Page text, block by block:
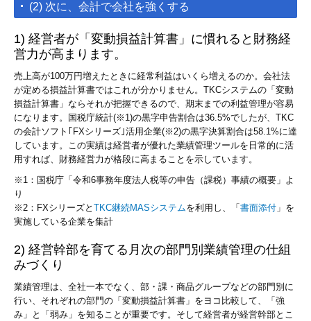
(2) 次に、会計で会社を強くする
1) 経営者が「変動損益計算書」に慣れると財務経
営力が高まります。
売上高が100万円増えたときに経常利益はいくら増えるのか。会社法
が定める損益計算書ではこれが分かりません。TKCシステムの「変動
損益計算書」ならそれが把握できるので、期末までの利益管理が容易
になります。国税庁統計(※1)の黒字申告割合は36.5%でしたが、TKC
の会計ソフト｢FXシリーズ｣活用企業(※2)の黒字決算割合は58.1%に達
しています。この実績は経営者が優れた業績管理ツールを日常的に活
用すれば、財務経営力が格段に高まることを示しています。
※1：国税庁「令和6事務年度法人税等の申告（課税）事績の概要」よ
り
※2：FXシリーズと TKC継続MASシステムを利用し、「 書面添付 」を
実施している企業を集計
2) 経営幹部を育てる月次の部門別業績管理の仕組
みづくり
業績管理は、全社一本でなく、部・課・商品グループなどの部門別に
行い、それぞれの部門の「変動損益計算書」をヨコ比較して、「強
み」と「弱み」を知ることが重要です。そして経営者が経営幹部とこ